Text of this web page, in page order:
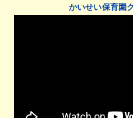
かいせい保育園